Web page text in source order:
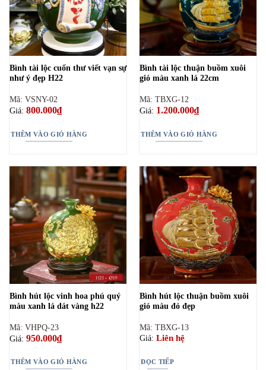
Bình tài lộc cuốn thư viết vạn sự
như ý đẹp H22
Mã: VSNY-02
Giá: 800.000₫
THÊM VÀO GIỎ HÀNG
Bình tài lộc thuận buồm xuôi
gió màu xanh lá 22cm
Mã: TBXG-12
Giá: 1.200.000₫
THÊM VÀO GIỎ HÀNG
Bình hút lộc vinh hoa phú quý
màu xanh lá dát vàng h22
Mã: VHPQ-23
Giá: 950.000₫
THÊM VÀO GIỎ HÀNG
Bình hút lộc thuận buồm xuôi
gió màu đỏ đẹp
Mã: TBXG-13
Giá: Liên hệ
ĐỌC TIẾP